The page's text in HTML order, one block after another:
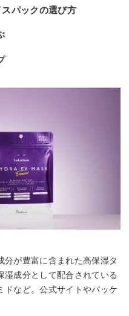
パックの選び方
分が豊富に含まれた高保湿タ
湿成分として配合されている
ドなど。公式サイトやパッケ